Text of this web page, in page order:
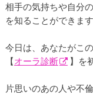
相手の気持ちや自分
を知ることができます
今日は、あなたがこ
【オーラ診断 】を
片思いのあの人や不